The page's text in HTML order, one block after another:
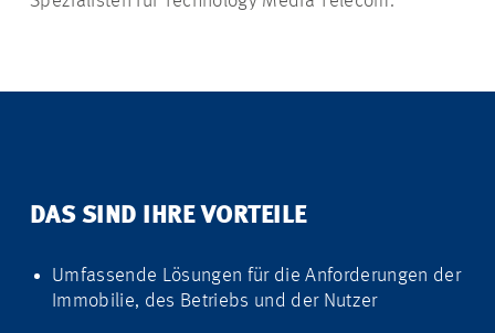
DAS SIND IHRE VORTEILE
Umfassende Lösungen für die Anforderungen der
Immobilie, des Betriebs und der Nutzer